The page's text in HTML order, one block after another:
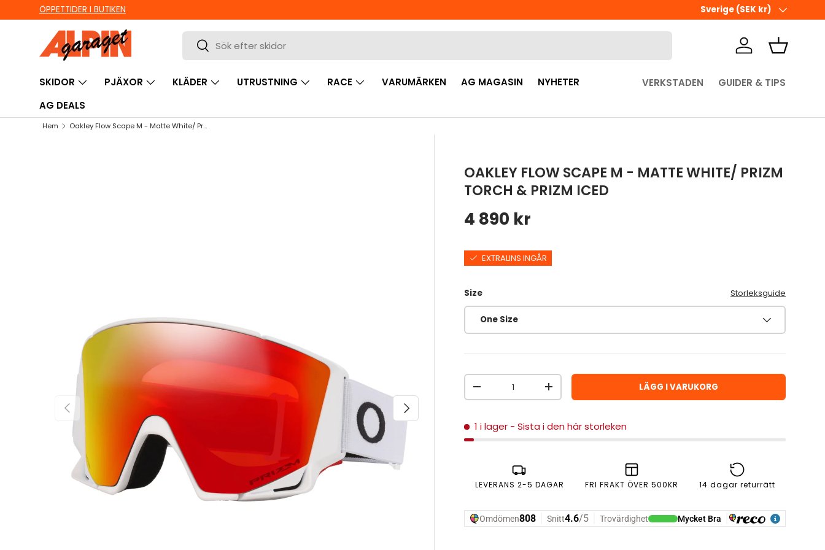
HOPPA TILL INNEHÅLL
ÖPPETTIDER I BUTIKEN Ute i sista minuten? Välj
Land/Region
Sverige (SEK kr)
Sök
Sök Logga inKorg
SKIDOR PJÄXOR KLÄDER UTRUSTNING RACE VARUMÄRKEN AG MAGASIN
NYHETER
AG DEALS
VERKSTADEN GUIDER & TIPS
Hem Oakley Flow Scape M - Matte White/ Prizm Torch & Prizm Iced
FÖREGÅENDE NÄSTA
OAKLEY FLOW SCAPE M - MATTE WHITE/ PRIZM
TORCH & PRIZM ICED
Ordinarie pris
4 890 kr
EXTRALINS INGÅR
Size Storleksguide
One Size
Antal
MINSKA ANTAL
ÖKA ANTAL LÄGG I VARUKORG
1 i lager - Sista i den här storleken
LEVERANS 2-5 DAGAR FRI FRAKT ÖVER 500KR 14 dagar returrätt